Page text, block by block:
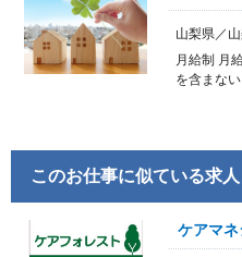
山梨県／
月給制 月
を含まない
このお仕事に似ている求人
ケアマ